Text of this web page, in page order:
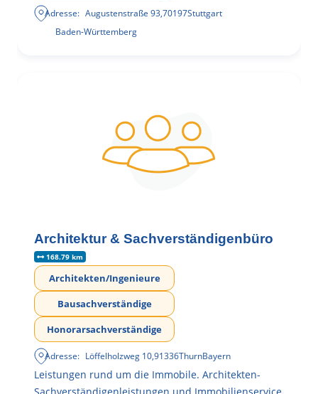
Adresse: Augustenstraße 93,70197Stuttgart
Baden-Württemberg
Architektur & Sachverständigenbüro
168.79 km
Architekten/Ingenieure
Bausachverständige
Honorarsachverständige
Adresse: Löffelholzweg 10,91336ThurnBayern
Leistungen rund um die Immobile. Architekten-